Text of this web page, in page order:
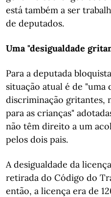
está também a ser
de deputados.
Uma "desigualdade
Para a deputada
situação atual é de "uma
discriminação gritantes,
para as crianças"
não têm direito a um
pelos dois pais.
A desigualdade da
retirada do Código do
então, a licença era de